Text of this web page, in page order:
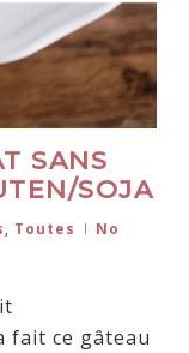
SANS
SOJA
, Toutes
No
fait ce gâteau